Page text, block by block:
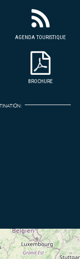
AGENDA TOURISTIQUE
BROCHURE